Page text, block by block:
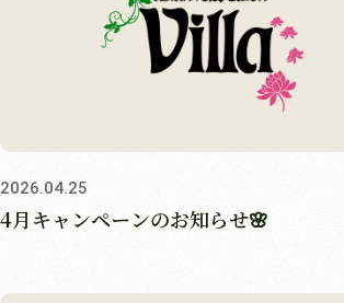
2026.04.25
4月キャンペーンのお知らせ🌸